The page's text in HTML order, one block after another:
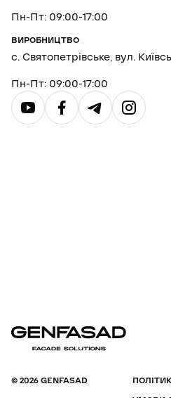
Пн-Пт: 09:00-17:00
ВИРОБНИЦТВО
с. Святопетрівське, вул.
Пн-Пт: 09:00-17:00
© 2026 GENFASAD